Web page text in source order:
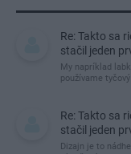
Re: Takto sa
stačil jeden
My napríklad
používame
Re: Takto sa
stačil jeden
Dizajn je to